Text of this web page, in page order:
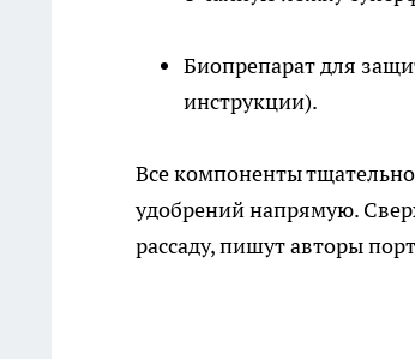
Биопрепарат для
инструкции).
Все компоненты
удобрений напрямую.
рассаду, пишут авторы